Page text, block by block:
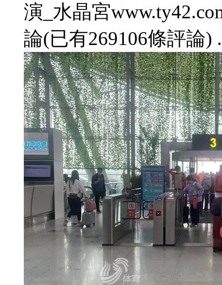
演_水晶宮
論(已有269106條評論)